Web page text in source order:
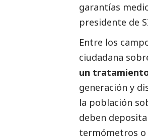
garantías
presidente de
Entre los
ciudadana
un
generación y
la población
deben
termómetros o